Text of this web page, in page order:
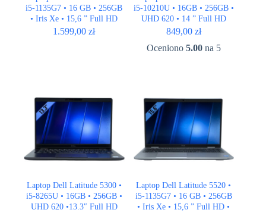
i5-1135G7 • 16 GB • 256GB
• Iris Xe • 15,6 ” Full HD
1.599,00zł
i5-10210U • 16GB • 256GB •
UHD 620 • 14 ” Full HD
849,00 zł
Oceniono 5.00na 5
Laptop Dell Latitude 5300 •
i5-8265U • 16GB • 256GB •
UHD 620 •13.3″ Full HD
Laptop Dell Latitude 5520 •
i5-1135G7 • 16 GB • 256GB
• Iris Xe • 15,6 ” Full HD •